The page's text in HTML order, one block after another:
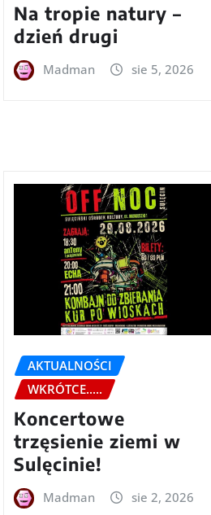
Na tropie natury –
dzień drugi
Madman sie 5, 2026
AKTUALNOŚCI
WKRÓTCE.....
Koncertowe
trzęsienie ziemi w
Sulęcinie!
Madman sie 2, 2026